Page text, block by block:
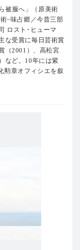
被服へ」（原美術
−味占郷／今昔三部
ロスト･ヒューマ
な受賞に毎日芸術賞
（2001）、高松宮
など。10年には紫
勲章オフィシエを叙